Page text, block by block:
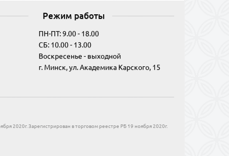
Режим работы
ПН-ПТ: 9.00 - 18.00
СБ: 10.00 - 13.00
Воскресенье - выходной
г. Минск, ул. Академика Карского, 15
2020г. Зарегистрирован в торговом реестре РБ 19 ноября 2020г.